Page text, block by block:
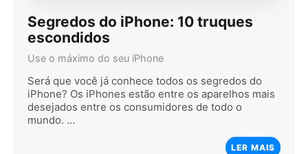
Segredos do iPhone: 10 truques
escondidos
Use o máximo do seu iPhone
Será que você já conhece todos os segredos do
iPhone? Os iPhones estão entre os aparelhos mais
desejados entre os consumidores de todo o
mundo. …
LER MAIS